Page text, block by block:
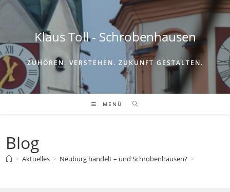
Klaus Toll - Schrobenhausen
ZUHÖREN. VERSTEHEN. ZUKUNFT GESTALTEN.
MENÜ
Blog
> Aktuelles > Neuburg handelt – und Schrobenhausen? >